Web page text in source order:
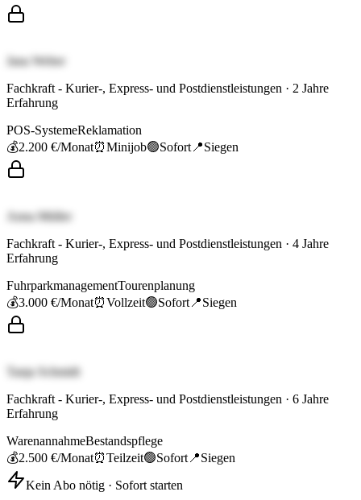
Jana Weber
Fachkraft - Kurier-, Express- und Postdienstleistungen · 2 Jahre
Erfahrung
POS-SystemeReklamation
💰2.200 €/Monat⏰Minijob🟢Sofort 📍Siegen
Anna Müller
Fachkraft - Kurier-, Express- und Postdienstleistungen · 4 Jahre
Erfahrung
FuhrparkmanagementTourenplanung
💰3.000 €/Monat⏰Vollzeit🟢Sofort 📍Siegen
Tanja Schmidt
Fachkraft - Kurier-, Express- und Postdienstleistungen · 6 Jahre
Erfahrung
WarenannahmeBestandspflege
💰2.500 €/Monat⏰Teilzeit🟢Sofort 📍Siegen
Kein Abo nötig · Sofort starten